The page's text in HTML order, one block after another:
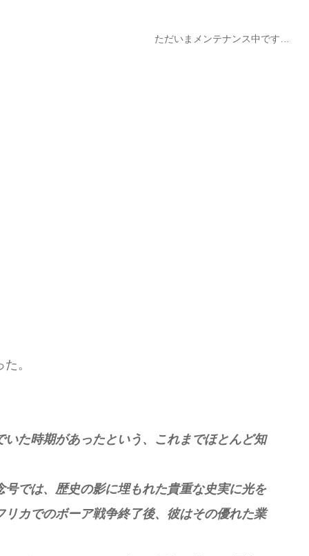
ただいまメンテナンス中です…
。
た時期があったという、これまでほとんど知
では、歴史の影に埋もれた貴重な史実に光を
カでのボーア戦争終了後、彼はその優れた業